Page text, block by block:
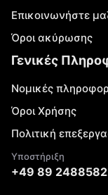
Επικοινωνήστε
Όροι ακύρωσης
Γενικές
Νομικές
Όροι Χρήσης
Πολιτική
Υποστήριξη
+49 89